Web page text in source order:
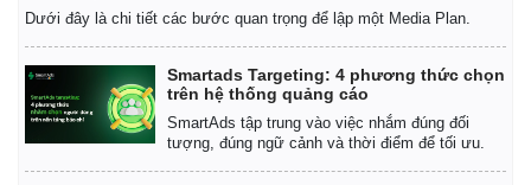
Dưới đây là chi tiết các bước quan trọng để lập một Media Plan.
Smartads Targeting: 4 phương thức chọn
trên hệ thống quảng cáo
SmartAds tập trung vào việc nhắm đúng đối
tượng, đúng ngữ cảnh và thời điểm để tối ưu.